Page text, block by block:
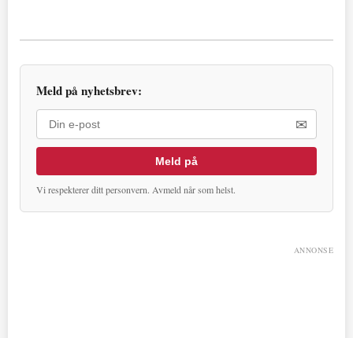
Meld på nyhetsbrev:
✉
Meld på
Vi respekterer ditt personvern. Avmeld når som helst.
ANNONSE